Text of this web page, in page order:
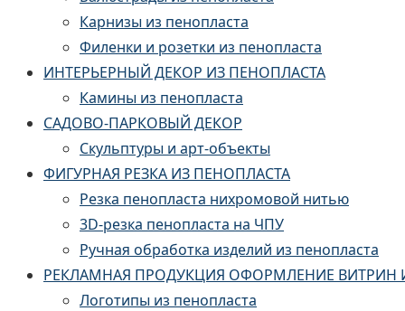
Карнизы из пенопласта
Филенки и розетки из пенопласта
ИНТЕРЬЕРНЫЙ ДЕКОР ИЗ ПЕНОПЛАСТА
Камины из пенопласта
САДОВО-ПАРКОВЫЙ ДЕКОР
Скульптуры и арт-объекты
ФИГУРНАЯ РЕЗКА ИЗ ПЕНОПЛАСТА
Резка пенопласта нихромовой нитью
3D-резка пенопласта на ЧПУ
Ручная обработка изделий из пенопласта
РЕКЛАМНАЯ ПРОДУКЦИЯ ОФОРМЛЕНИЕ ВИТРИН
Логотипы из пенопласта